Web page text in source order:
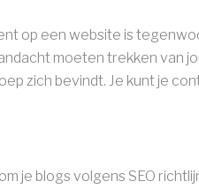
op een website is
moeten trekken van
zich bevindt. Je kunt je
je blogs volgens SEO